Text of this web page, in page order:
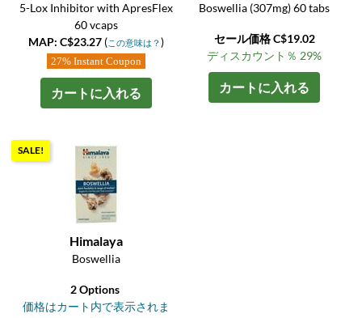
5-Lox Inhibitor with ApresFlex
60 vcaps
MAP: C$23.27 (この意味は？)
27% Instant Coupon
カートに入れる
Boswellia (307mg) 60 tabs
セール価格 C$19.02
ディスカウント％ 29%
カートに入れる
SALE!
Himalaya
Boswellia
2 Options
価格はカート内で表示されま